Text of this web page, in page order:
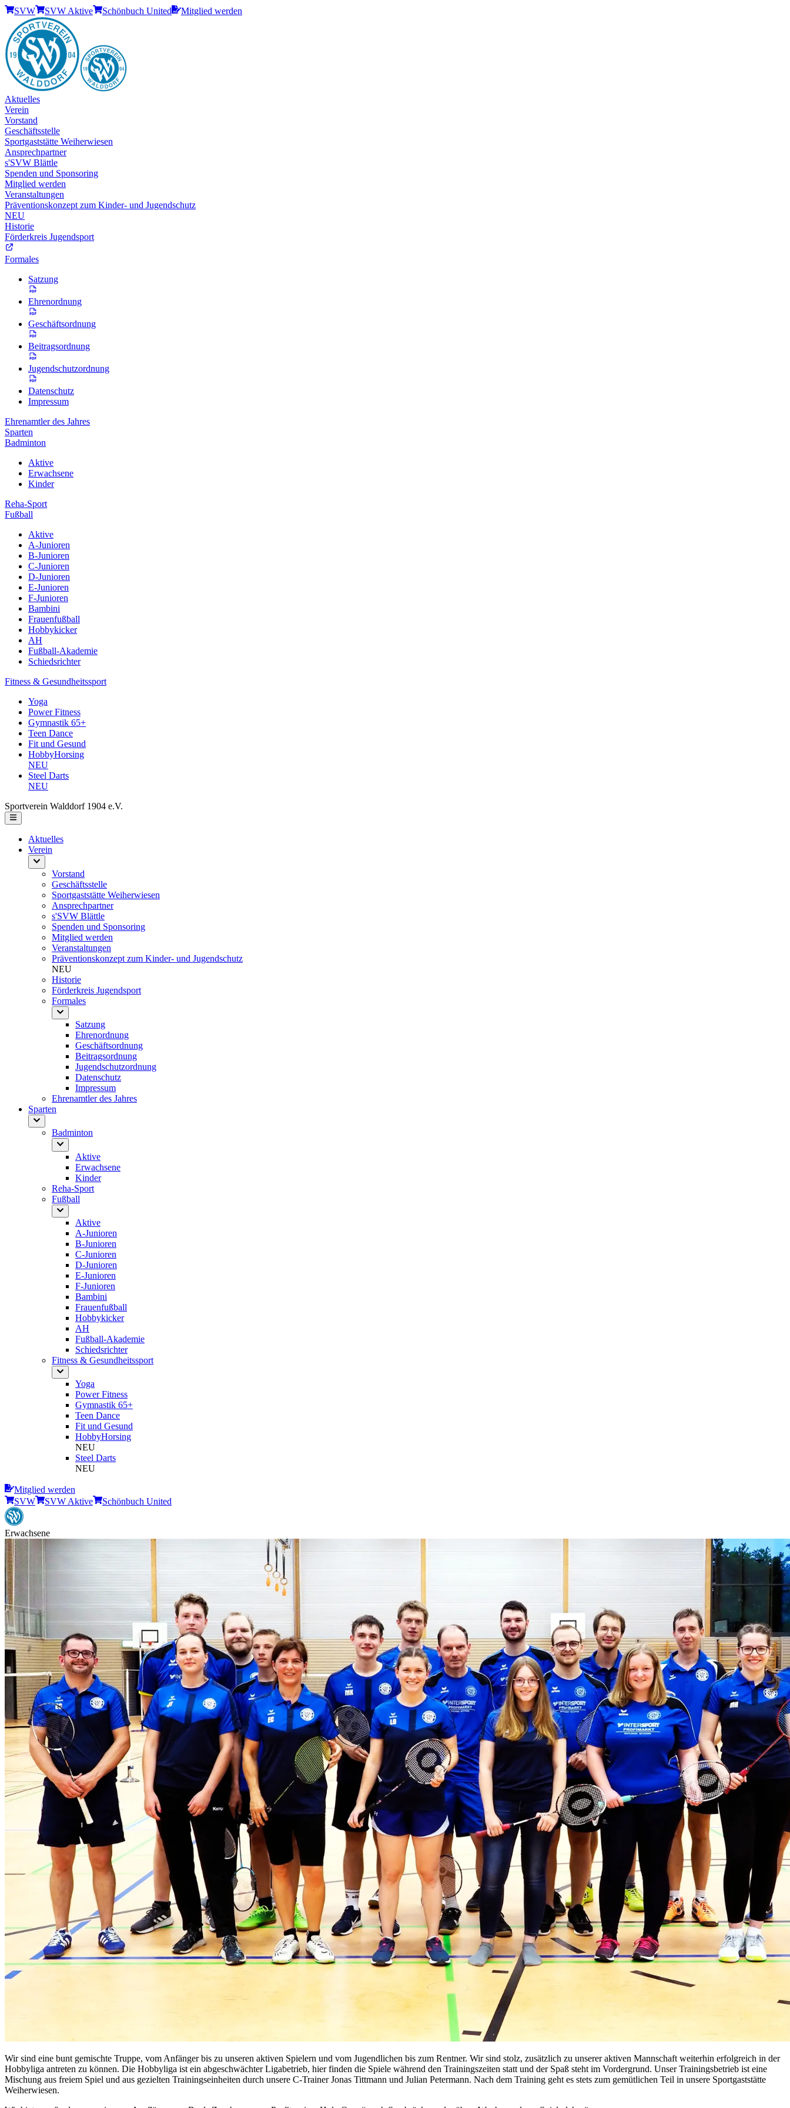
SVW SVW Aktive Schönbuch United Mitglied werden
Aktuelles
Verein
Vorstand
Geschäftsstelle
Sportgaststätte Weiherwiesen
Ansprechpartner
s'SVW Blättle
Spenden und Sponsoring
Mitglied werden
Veranstaltungen
Präventionskonzept zum Kinder- und Jugendschutz
NEU
Historie
Förderkreis Jugendsport
Formales
Satzung
Ehrenordnung
Geschäftsordnung
Beitragsordnung
Jugendschutzordnung
Datenschutz
Impressum
Ehrenamtler des Jahres
Sparten
Badminton
Aktive
Erwachsene
Kinder
Reha-Sport
Fußball
Aktive
A-Junioren
B-Junioren
C-Junioren
D-Junioren
E-Junioren
F-Junioren
Bambini
Frauenfußball
Hobbykicker
AH
Fußball-Akademie
Schiedsrichter
Fitness & Gesundheitssport
Yoga
Power Fitness
Gymnastik 65+
Teen Dance
Fit und Gesund
HobbyHorsing
NEU
Steel Darts
NEU
Sportverein Walddorf 1904 e.V.
Aktuelles
Verein
Vorstand
Geschäftsstelle
Sportgaststätte Weiherwiesen
Ansprechpartner
s'SVW Blättle
Spenden und Sponsoring
Mitglied werden
Veranstaltungen
Präventionskonzept zum Kinder- und Jugendschutz
NEU
Historie
Förderkreis Jugendsport
Formales
Satzung
Ehrenordnung
Geschäftsordnung
Beitragsordnung
Jugendschutzordnung
Datenschutz
Impressum
Ehrenamtler des Jahres
Sparten
Badminton
Aktive
Erwachsene
Kinder
Reha-Sport
Fußball
Aktive
A-Junioren
B-Junioren
C-Junioren
D-Junioren
E-Junioren
F-Junioren
Bambini
Frauenfußball
Hobbykicker
AH
Fußball-Akademie
Schiedsrichter
Fitness & Gesundheitssport
Yoga
Power Fitness
Gymnastik 65+
Teen Dance
Fit und Gesund
HobbyHorsing
NEU
Steel Darts
NEU
Mitglied werden
SVW
SVW Aktive Schönbuch United
Erwachsene
Wir sind eine bunt gemischte Truppe, vom Anfänger bis zu unseren aktiven Spielern und vom Jugendlichen bis zum Rentner. Wir sind stolz, zusätzlich zu unserer aktiven Mannschaft weiterhin erfolgreich in der
Hobbyliga antreten zu können. Die Hobbyliga ist ein abgeschwächter Ligabetrieb, hier finden die Spiele während den Trainingszeiten statt und der Spaß steht im Vordergrund. Unser Trainingsbetrieb ist eine
Mischung aus freiem Spiel und aus gezielten Trainingseinheiten durch unsere C-Trainer Jonas Tittmann und Julian Petermann. Nach dem Training geht es stets zum gemütlichen Teil in unsere Sportgaststätte
Weiherwiesen.